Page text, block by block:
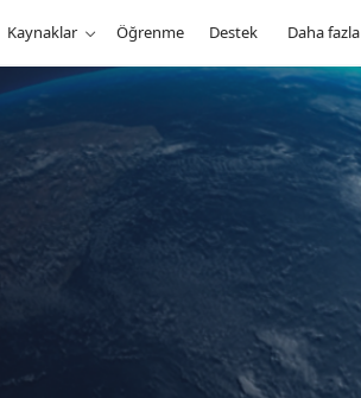
Kaynaklar Öğrenme Destek Daha fazla